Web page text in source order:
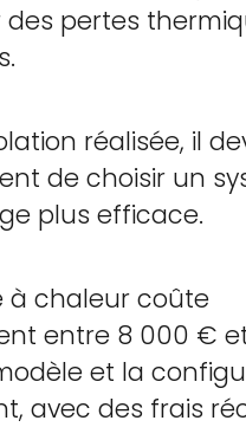
pertes
réalisée, il
de choisir un
plus efficace.
à chaleur coûte
entre 8 000 €
et la
avec des frais